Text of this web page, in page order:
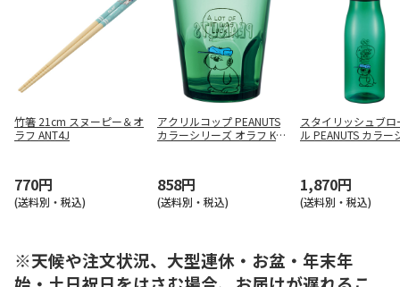
竹箸 21cm スヌーピー＆オ
ラフ ANT4J
770円
(送料別・税込)
アクリルコップ PEANUTS
カラーシリーズ オラフ KS
858円
(送料別・税込)
スタイリッシュブロ
ル PEANUTS カラー
1,870円
(送料別・税込)
※天候や注文状況、大型連休・お盆・年末年